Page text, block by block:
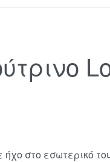
ήχο στο εσωτερικό